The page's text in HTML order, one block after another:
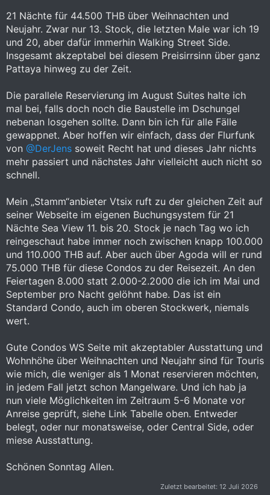
21 Nächte für 44.500 THB über Weihnachten und
Neujahr. Zwar nur 13. Stock, die letzten Male war ich 19
und 20, aber dafür immerhin Walking Street Side.
Insgesamt akzeptabel bei diesem Preisirrsinn über ganz
Pattaya hinweg zu der Zeit.
Die parallele Reservierung im August Suites halte ich
mal bei, falls doch noch die Baustelle im Dschungel
nebenan losgehen sollte. Dann bin ich für alle Fälle
gewappnet. Aber hoffen wir einfach, dass der Flurfunk
von @DerJens soweit Recht hat und dieses Jahr nichts
mehr passiert und nächstes Jahr vielleicht auch nicht so
schnell.
Mein „Stamm“anbieter Vtsix ruft zu der gleichen Zeit auf
seiner Webseite im eigenen Buchungsystem für 21
Nächte Sea View 11. bis 20. Stock je nach Tag wo ich
reingeschaut habe immer noch zwischen knapp 100.000
und 110.000 THB auf. Aber auch über Agoda will er rund
75.000 THB für diese Condos zu der Reisezeit. An den
Feiertagen 8.000 statt 2.000-2.2000 die ich im Mai und
September pro Nacht gelöhnt habe. Das ist ein
Standard Condo, auch im oberen Stockwerk, niemals
wert.
Gute Condos WS Seite mit akzeptabler Ausstattung und
Wohnhöhe über Weihnachten und Neujahr sind für Touris
wie mich, die weniger als 1 Monat reservieren möchten,
in jedem Fall jetzt schon Mangelware. Und ich hab ja
nun viele Möglichkeiten im Zeitraum 5-6 Monate vor
Anreise geprüft, siehe Link Tabelle oben. Entweder
belegt, oder nur monatsweise, oder Central Side, oder
miese Ausstattung.
Schönen Sonntag Allen.
Zuletzt bearbeitet: 12 Juli 2026